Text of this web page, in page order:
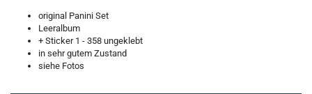
original Panini Set
Leeralbum
+ Sticker 1 - 358 ungeklebt
in sehr gutem Zustand
siehe Fotos